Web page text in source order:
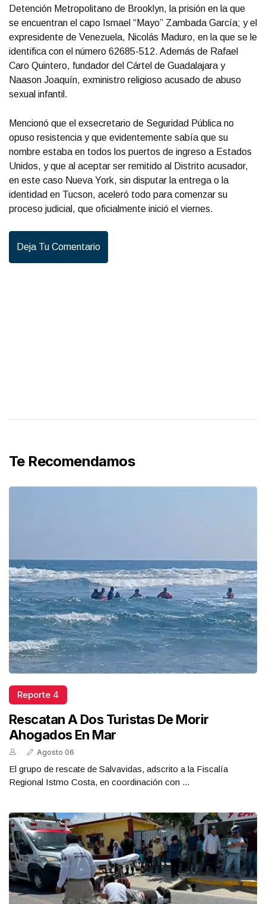
Detención Metropolitano de Brooklyn, la prisión en la que
se encuentran el capo Ismael “Mayo” Zambada García; y el
expresidente de Venezuela, Nicolás Maduro, en la que se le
identifica con el número 62685-512. Además de Rafael
Caro Quintero, fundador del Cártel de Guadalajara y
Naason Joaquín, exministro religioso acusado de abuso
sexual infantil.
Mencionó que el exsecretario de Seguridad Pública no
opuso resistencia y que evidentemente sabía que su
nombre estaba en todos los puertos de ingreso a Estados
Unidos, y que al aceptar ser remitido al Distrito acusador,
en este caso Nueva York, sin disputar la entrega o la
identidad en Tucson, aceleró todo para comenzar su
proceso judicial, que oficialmente inició el viernes.
Deja Tu Comentario
Te Recomendamos
Reporte 4
Rescatan A Dos Turistas De Morir
Ahogados En Mar
Agosto 06
El grupo de rescate de Salvavidas, adscrito a la Fiscalía
Regional Istmo Costa, en coordinación con ...